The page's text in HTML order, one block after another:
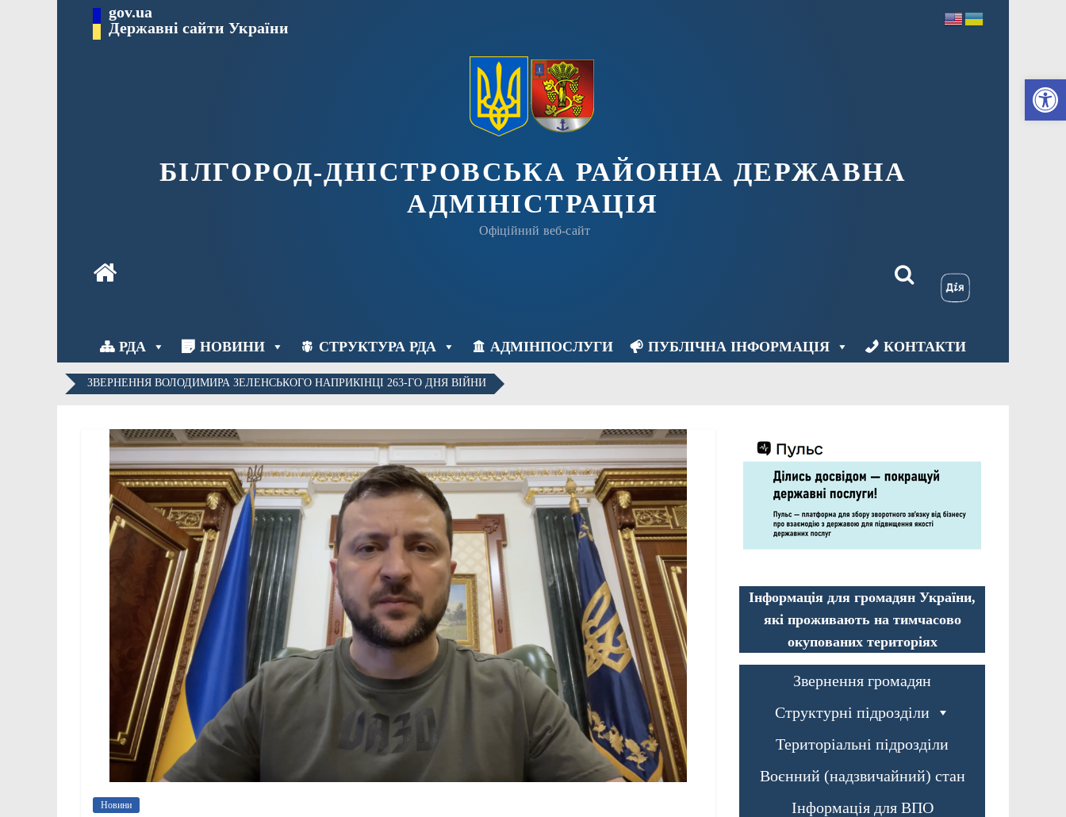
gov.ua
Державні сайти України
БІЛГОРОД-ДНІСТРОВСЬКА РАЙОННА ДЕРЖАВНА
АДМІНІСТРАЦІЯ
Офіційний веб-сайт
РДА НОВИНИ СТРУКТУРА РДА АДМІНПОСЛУГИ ПУБЛІЧНА ІНФОРМАЦІЯ КОНТАКТИ
ЗВЕРНЕННЯ ВОЛОДИМИРА ЗЕЛЕНСЬКОГО НАПРИКІНЦІ 263-ГО ДНЯ ВІЙНИ
Новини
Інформація для громадян України,
які проживають на тимчасово
окупованих територіях
Звернення громадян
Структурні підрозділи
Територіальні підрозділи
Воєнний (надзвичайний) стан
Інформація для ВПО